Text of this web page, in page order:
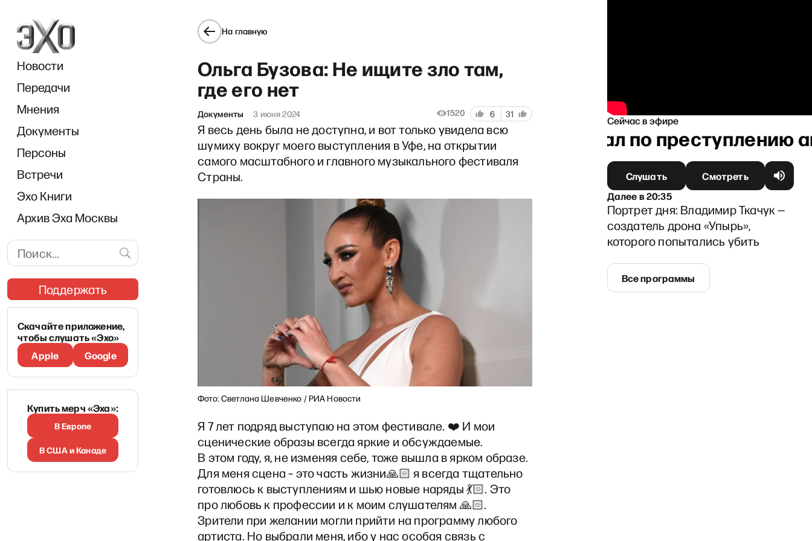
Новости
Передачи
Мнения
Документы
Персоны
Встречи
Эхо Книги
Архив Эха Москвы
Поддержать
Скачайте приложение,
чтобы слушать «Эхо»
Apple
Google
Купить мерч «Эха»:
В Европе
В США и Канаде
На главную
Ольга Бузова: Не ищите зло там,
где его нет
Документы 3 июня 2024 1520 6 31
Я весь день была не доступна, и вот только увидела всю
шумиху вокруг моего выступления в Уфе, на открытии
самого масштабного и главного музыкального фестиваля
Страны.
Фото: Светлана Шевченко / РИА Новости
Я 7 лет подряд выступаю на этом фестивале. ❤️ И мои
сценические образы всегда яркие и обсуждаемые.
В этом году, я, не изменяя себе, тоже вышла в ярком образе.
Для меня сцена – это часть жизни🙏🏻 я всегда тщательно
готовлюсь к выступлениям и шью новые наряды 💃🏻. Это
про любовь к профессии и к моим слушателям 🙏🏻.
Зрители при желании могли прийти на программу любого
артиста. Но выбрали меня, ибо у нас особая связь с
Сейчас в эфире
«Геофактор»: Путин и Ко — каким будет спецтрибунал по преступлению
Слушать
Смотреть
Далеев20:35
Портрет дня: Владимир Ткачук —
создатель дрона «Упырь»,
которого попытались убить
Все программы